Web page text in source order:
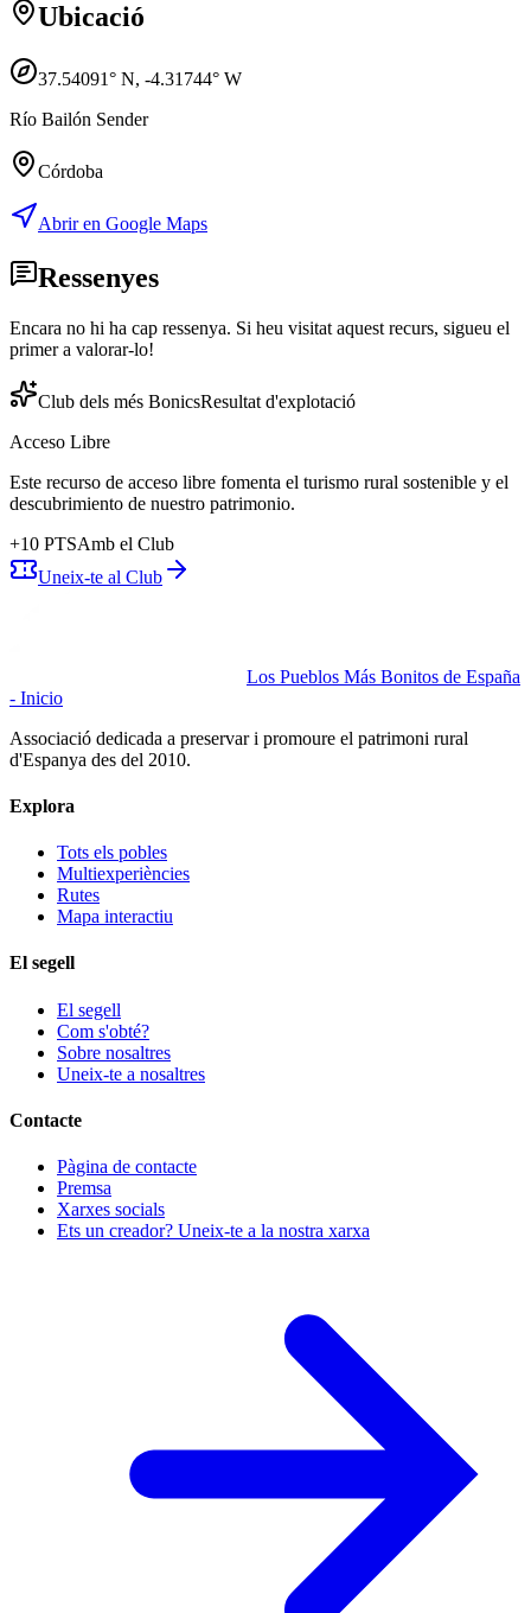
Ubicació
37.54091° N, -4.31744° W
Río Bailón Sender
Córdoba
Abrir en Google Maps
Ressenyes
Encara no hi ha cap ressenya. Si heu visitat aquest recurs, sigueu el
primer a valorar-lo!
Club dels més BonicsResultat d'explotació
Acceso Libre
Este recurso de acceso libre fomenta el turismo rural sostenible y el
descubrimiento de nuestro patrimonio.
+10 PTSAmb el Club
Uneix-te al Club
Los Pueblos Más Bonitos de España
- Inicio
Associació dedicada a preservar i promoure el patrimoni rural
d'Espanya des del 2010.
Explora
Tots els pobles
Multiexperiències
Rutes
Mapa interactiu
El segell
El segell
Com s'obté?
Sobre nosaltres
Uneix-te a nosaltres
Contacte
Pàgina de contacte
Premsa
Xarxes socials
Ets un creador? Uneix-te a la nostra xarxa